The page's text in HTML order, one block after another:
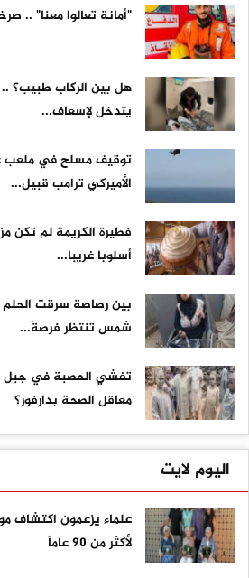
"أمانة تعالوا معنا" ..
هل بين الركاب طبيب؟ ..
يتدخل لإسعاف...
توقيف مسلح في ملعب
الأميركي ترامب قبيل...
فطيرة الكريمة لم
أسلوبا غريبا...
بين رصاصة سرقت
شمس تنتظر فرصةً...
تفشي الحصبة في جبل
معاقل الصحة بدارفور؟
اليوم لايت
علماء يزعمون اكتشاف
لأكثر من 90 عاماً